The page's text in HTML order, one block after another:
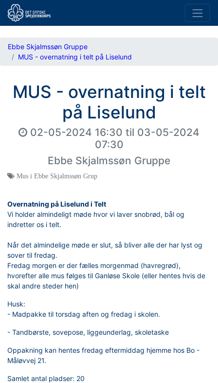
Ebbe Skjalmssøn Gruppe
MUS - overnatning i telt på Liselund
MUS - overnatning i telt
på Liselund
02-05-2024 16:30 til 03-05-2024
07:30
Ebbe Skjalmssøn Gruppe
Mus i Ebbe Skjalmssøn Grup
Overnatning på Liselund i Telt
Vi holder almindeligt møde hvor vi laver snobrød, bål og
indretter os i telt.
Når det almindelige møde er slut, så bliver alle der har lyst og
sover til fredag.
Fredag morgen er der fælles morgenmad (havregrød),
hvorefter alle mus følges til Ganløse Skole (eller hentes hvis de
skal andre steder hen)
Husk:
- Madpakke til torsdag aften og fredag i skolen.
- Tandbørste, sovepose, liggeunderlag, skoletaske
Oppakning kan hentes fredag eftermiddag hjemme hos Bo -
Måløvvej 21.
Samlet antal pladser: 20